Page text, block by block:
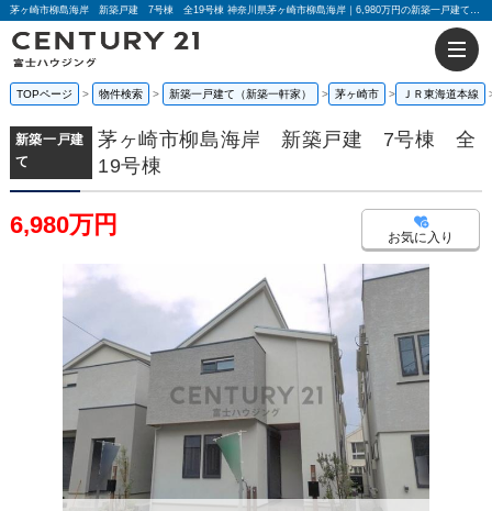
茅ヶ崎市柳島海岸 新築戸建 7号棟 全19号棟 神奈川県茅ヶ崎市柳島海岸｜6,980万円の新築一戸建て｜センチュリー21富士ハウジング
TOPページ 物件検索 新築一戸建て（新築一軒家） 茅ヶ崎市 ＪＲ東海道本線
新築一戸建
て
茅ヶ崎市柳島海岸 新築戸建 7号棟 全
19号棟
6,980万円 お気に入り